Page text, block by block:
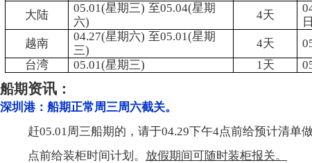
大陆
05.01(星期三) 至05.04(星期
六)
4天
越南
04.27(星期六) 至05.01(星期
三)
4天
台湾
05.01(星期三) 1 天
船期资讯 ：
深圳港：船期正常周三周六截关。
赶05.01 周三船期的，请于04.29下午4点前给预计清单
点前给装柜时间计划。 放假期间可随时装柜报关。